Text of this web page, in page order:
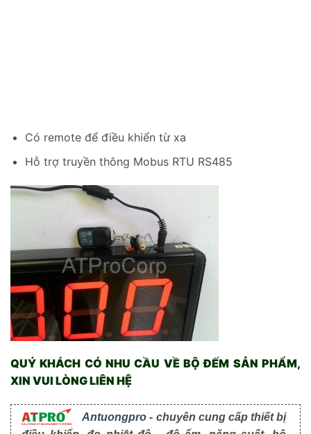
QUÝ KHÁCH CÓ NHU CẦU VỀ
Antuongpro- chuyên cung cấp thiết bị